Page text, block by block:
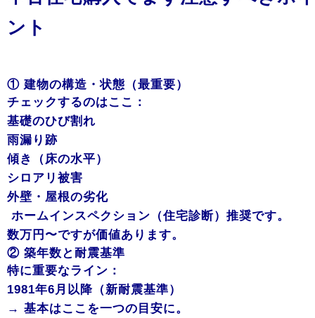
ント
① 建物の構造・状態（最重要）
チェックするのはここ：
基礎のひび割れ
雨漏り跡
傾き（床の水平）
シロアリ被害
外壁・屋根の劣化
ホームインスペクション（住宅診断）推奨です。
数万円〜ですが価値あります。
② 築年数と耐震基準
特に重要なライン：
1981年6月以降（新耐震基準）
→ 基本はここを一つの目安に。